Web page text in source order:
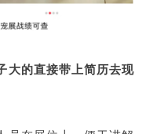
大的直接带上简历去现